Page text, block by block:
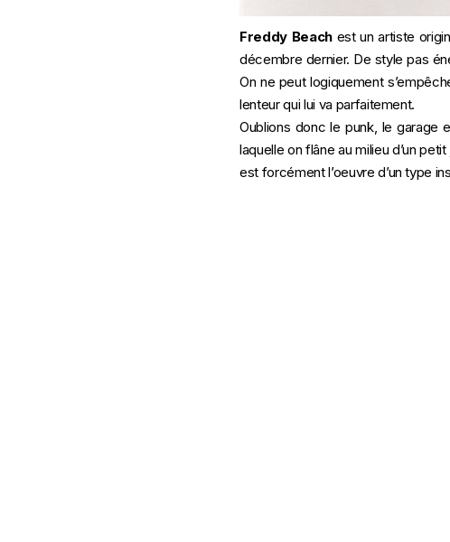
Freddy Beachest un artiste
décembre dernier. De style pas
On ne peut logiquement
lenteur qui lui va parfaitement.
Oublions donc le punk, le garage
laquelle on flâne au milieu d’un
est forcément l’oeuvre d’un type